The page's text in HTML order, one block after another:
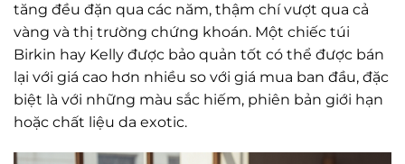
tăng đều đặn qua các năm, thậm chí vượt qua cả
vàng và thị trường chứng khoán. Một chiếc túi
Birkin hay Kelly được bảo quản tốt có thể được bán
lại với giá cao hơn nhiều so với giá mua ban đầu, đặc
biệt là với những màu sắc hiếm, phiên bản giới hạn
hoặc chất liệu da exotic.